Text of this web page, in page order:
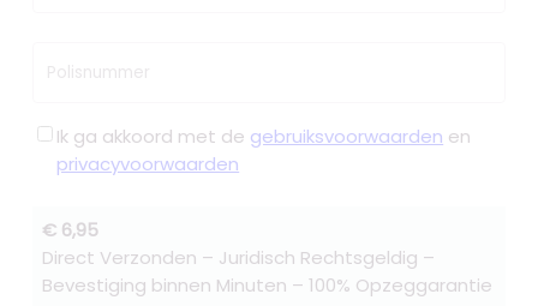
Polisnummer
Ik ga akkoord met de gebruiksvoorwaarden en
privacyvoorwaarden
€ 6,95
Direct Verzonden – Juridisch Rechtsgeldig –
Bevestiging binnen Minuten – 100% Opzeggarantie